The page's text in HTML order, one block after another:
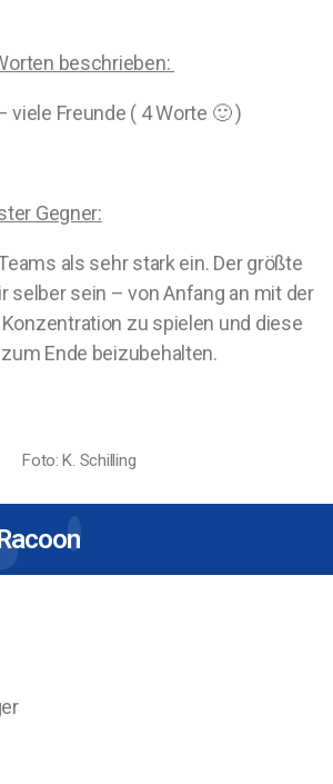
beschrieben:
viele Freunde ( 4 Worte 🙂 )
Gegner:
als sehr stark ein. Der größte
selber sein – von Anfang an mit der
zu spielen und diese
Ende beizubehalten.
Foto: K. Schilling